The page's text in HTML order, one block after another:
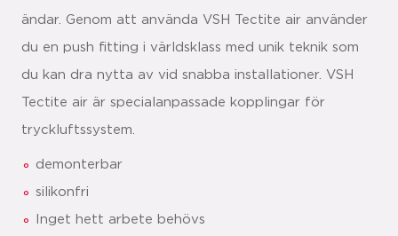
ändar. Genom att använda VSH Tectite air använder
du en push fitting i världsklass med unik teknik som
du kan dra nytta av vid snabba installationer. VSH
Tectite air är specialanpassade kopplingar för
tryckluftssystem.
demonterbar
silikonfri
Inget hett arbete behövs